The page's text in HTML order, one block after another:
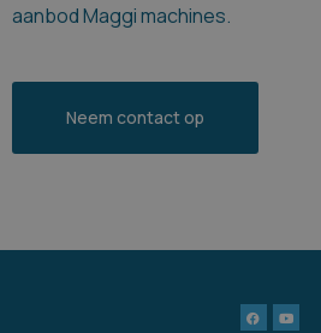
aanbod Maggi machines.
Neem contact op